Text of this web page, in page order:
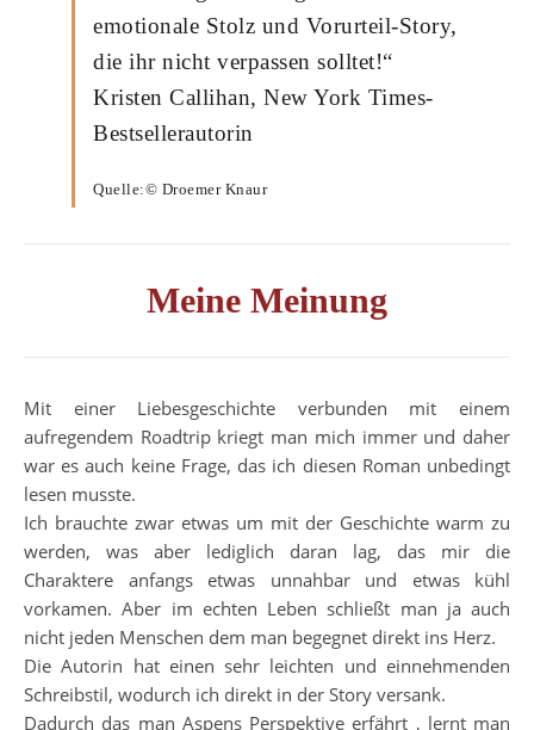
emotionale Stolz und Vorurteil-Story,
die ihr nicht verpassen solltet!“
Kristen Callihan, New York Times-
Bestsellerautorin
Quelle:© Droemer Knaur
Meine Meinung
Mit einer Liebesgeschichte verbunden mit einem
aufregendem Roadtrip kriegt man mich immer und daher
war es auch keine Frage, das ich diesen Roman unbedingt
lesen musste.
Ich brauchte zwar etwas um mit der Geschichte warm zu
werden, was aber lediglich daran lag, das mir die
Charaktere anfangs etwas unnahbar und etwas kühl
vorkamen. Aber im echten Leben schließt man ja auch
nicht jeden Menschen dem man begegnet direkt ins Herz.
Die Autorin hat einen sehr leichten und einnehmenden
Schreibstil, wodurch ich direkt in der Story versank.
Dadurch das man Aspens Perspektive erfährt , lernt man